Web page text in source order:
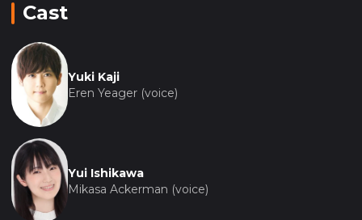
Cast
Yuki Kaji
Eren Yeager (voice)
Yui Ishikawa
Mikasa Ackerman (voice)